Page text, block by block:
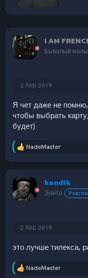
I AM
Бывалый
2 Апр 2019
Я чет даже не
чтобы выбрать
будет)
Р
ц
и
и
NadeMaster
kondik
Элита
2 Апр 2019
это лучше тилекса,
Р
NadeMaster